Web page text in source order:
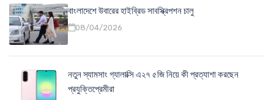
বাংলাদেশে উবারের হাইব্রিড সাবস্ক্রিপশন চালু
08/04/2026
নতুন স্যামসাং গ্যালাক্সি এ২৭ ৫জি নিয়ে কী প্রত্যাশা করছেন
প্রযুক্তিপ্রেমীরা